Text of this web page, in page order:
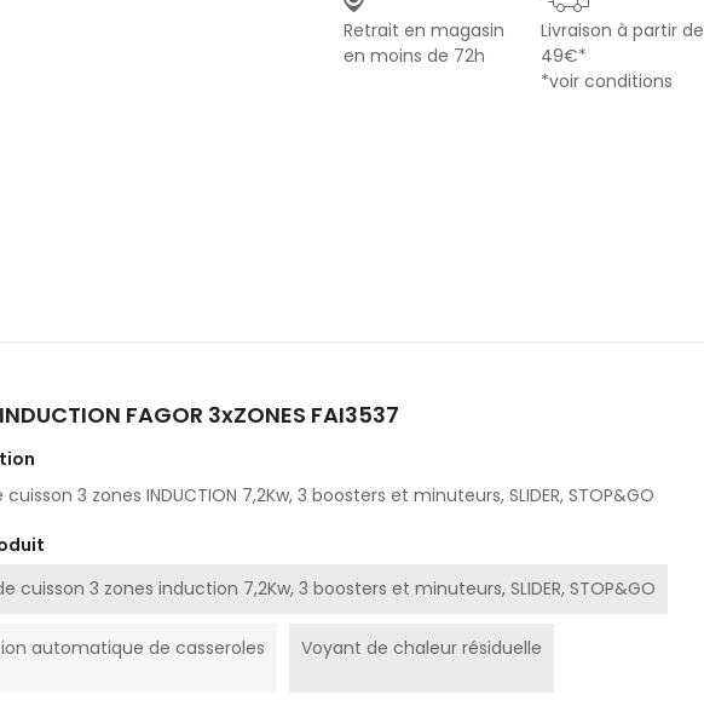
Retrait en magasin
en moins de 72h
Livraison à partir de
49€*
*voir conditions
FAGOR 3xZONES FAI3537
3 zones INDUCTION 7,2Kw, 3 boosters et minuteurs, SLIDER, STOP&GO
cuisson 3 zones induction 7,2Kw, 3 boosters et minuteurs, SLIDER, STOP&GO
automatique de casseroles Voyant de chaleur résiduelle